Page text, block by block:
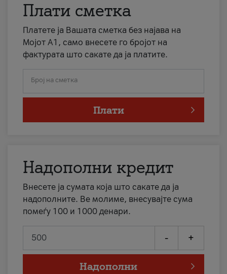
Плати сметка
Платете ја Вашата сметка без најава на
Мојот А1, само внесете го бројот на
фактурата што сакате да ја платите.
Број на сметка
Плати
Надополни кредит
Внесете ја сумата која што сакате да ја
надополните. Ве молиме, внесувајте сума
помеѓу 100 и 1000 денари.
- +
Надополни